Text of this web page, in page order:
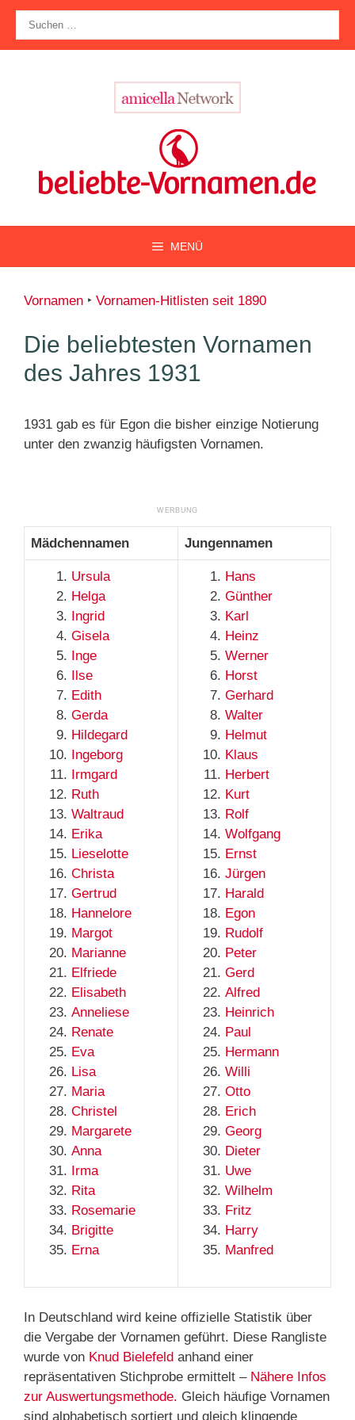
Zum
Inhalt
springen
nach:
MENÜ
Vornamen ‣ Vornamen-Hitlisten seit 1890
Die beliebtesten Vornamen
des Jahres 1931
1931 gab es für Egon die bisher einzige Notierung
unter den zwanzig häufigsten Vornamen.
Mädchennamen Jungennamen
Ursula
Helga
Ingrid
Gisela
Inge
Ilse
Edith
Gerda
Hildegard
Ingeborg
Irmgard
Ruth
Waltraud
Erika
Lieselotte
Christa
Gertrud
Hannelore
Margot
Marianne
Elfriede
Elisabeth
Anneliese
Renate
Eva
Lisa
Maria
Christel
Margarete
Anna
Irma
Rita
Rosemarie
Brigitte
Erna
Hans
Günther
Karl
Heinz
Werner
Horst
Gerhard
Walter
Helmut
Klaus
Herbert
Kurt
Rolf
Wolfgang
Ernst
Jürgen
Harald
Egon
Rudolf
Peter
Gerd
Alfred
Heinrich
Paul
Hermann
Willi
Otto
Erich
Georg
Dieter
Uwe
Wilhelm
Fritz
Harry
Manfred
In Deutschland wird keine offizielle Statistik über
die Vergabe der Vornamen geführt. Diese Rangliste
wurde von Knud Bielefeld anhand einer
repräsentativen Stichprobe ermittelt – Nähere Infos
zur Auswertungsmethode. Gleich häufige Vornamen
sind alphabetisch sortiert und gleich klingende